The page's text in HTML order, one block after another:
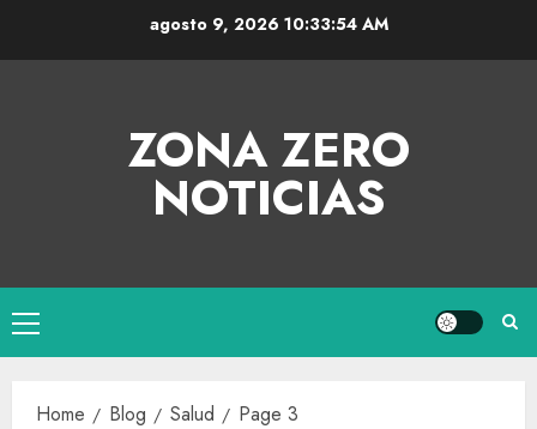
agosto 9, 2026 10:33:54 AM
ZONA ZERO
NOTICIAS
Home Blog Salud Page 3